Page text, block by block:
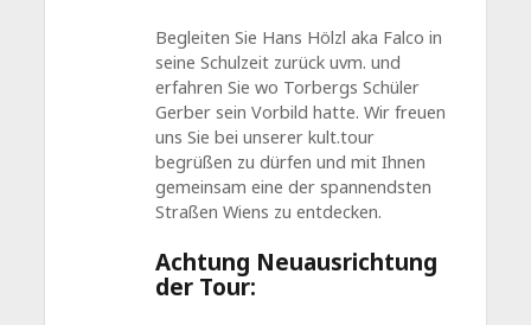
Begleiten Sie Hans Hölzl aka Falco in
seine Schulzeit zurück uvm. und
erfahren Sie wo Torbergs Schüler
Gerber sein Vorbild hatte. Wir freuen
uns Sie bei unserer kult.tour
begrüßen zu dürfen und mit Ihnen
gemeinsam eine der spannendsten
Straßen Wiens zu entdecken.
Achtung Neuausrichtung
der Tour: